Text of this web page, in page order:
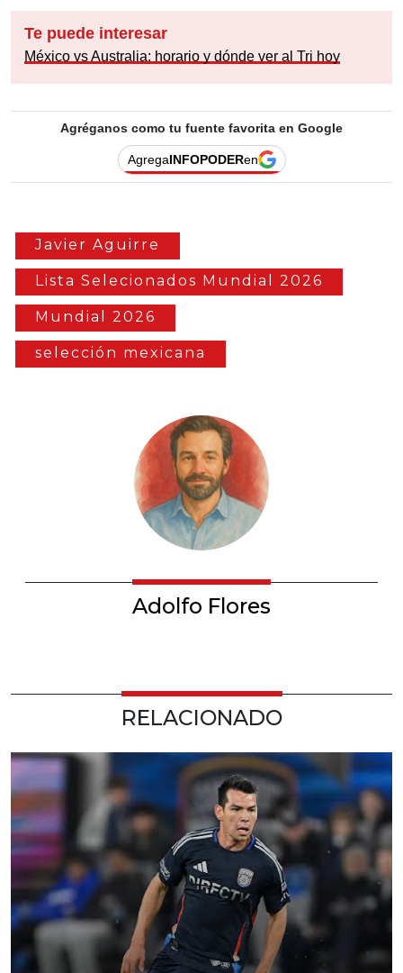
Te puede interesar
México vs Australia: horario y dónde ver al Tri hoy
Agréganos como tu fuente favorita en Google
AgregaINFOPODERen
Javier Aguirre
Lista Selecionados Mundial 2026
Mundial 2026
selección mexicana
Adolfo Flores
RELACIONADO